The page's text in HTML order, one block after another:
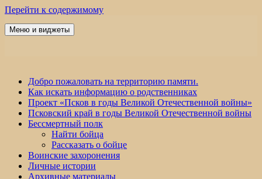
Перейти к содержимому
Победа 60
Меню и виджеты
Добро пожаловать на территорию памяти.
Как искать информацию о родственниках
Проект «Псков в годы Великой Отечественной войны»
Псковский край в годы Великой Отечественной войны
Бессмертный полк
Найти бойца
Рассказать о бойце
Воинские захоронения
Личные истории
Архивные материалы